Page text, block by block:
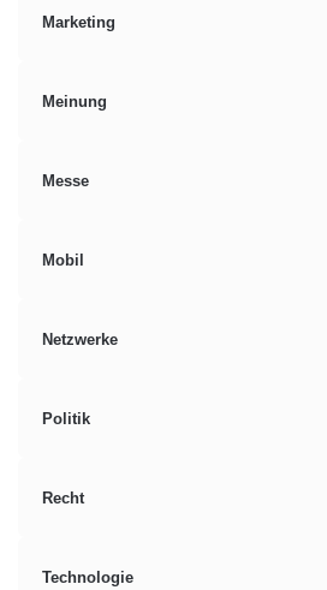
Marketing
Meinung
Messe
Mobil
Netzwerke
Politik
Recht
Technologie